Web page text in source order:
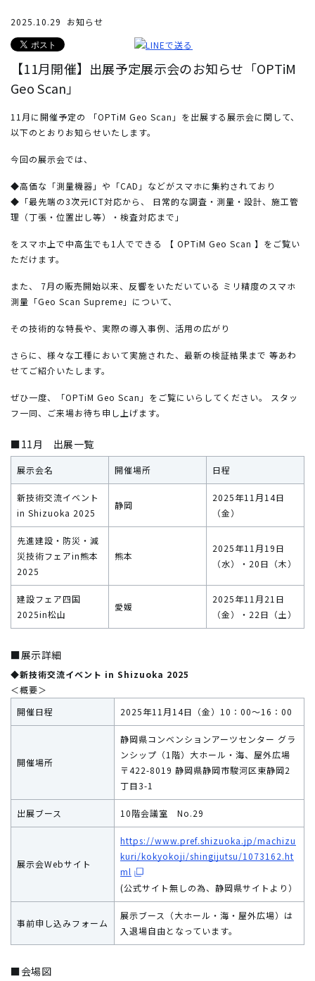
2025.10.29 お知らせ
【11月開催】出展予定展示会のお知らせ「OPTiM
Geo Scan」
11月に開催予定の
「OPTiM Geo Scan」を出展する展示会に関して、
以下のとおりお知らせいたします。
今回の展示会では、
◆高価な「測量機器」や「CAD」などがスマホに集約されており
◆「最先端の3次元ICT対応から、 日常的な調査・測量・設計、施工管
理（丁張・位置出し等）・検査対応まで」
をスマホ上で中高生でも1人でできる
【 OPTiM Geo Scan 】をご覧い
ただけます。
また、 7月の販売開始以来、反響をいただいている ミリ精度のスマホ
測量「Geo Scan Supreme」について、
その技術的な特長や、実際の導入事例、活用の広がり
さらに、様々な工種において実施された、最新の検証結果まで 等あわ
せてご紹介いたします。
ぜひ一度、「OPTiM Geo Scan」をご覧にいらしてください。
スタッ
フ一同、ご来場お待ち申し上げます。
■11月 出展一覧
展示会名 開催場所 日程
新技術交流イベント
in Shizuoka 2025
静岡
2025年11月14日
（金）
先進建設・防災・減
災技術フェアin熊本
2025
熊本
2025年11月19日
（水）・20日（木）
建設フェア四国
2025in松山
愛媛
2025年11月21日
（金）・22日（土）
■展示詳細
◆新技術交流イベント in Shizuoka 2025
＜概要＞
開催日程
2025年11月14日（金）10：00～16：00
開催場所
静岡県コンベンションアーツセンター グラ
ンシップ（1階）大ホール・海、屋外広場
〒422-8019 静岡県静岡市駿河区東静岡2
丁目3-1
出展ブース 10階会議室 No.29
展示会Webサイト
https://www.pref.shizuoka.jp/machizu
kuri/kokyokoji/shingijutsu/1073162.ht
ml
(公式サイト無しの為、静岡県サイトより）
事前申し込みフォーム
展示ブース（大ホール・海・屋外広場）は
入退場自由となっています。
■会場図